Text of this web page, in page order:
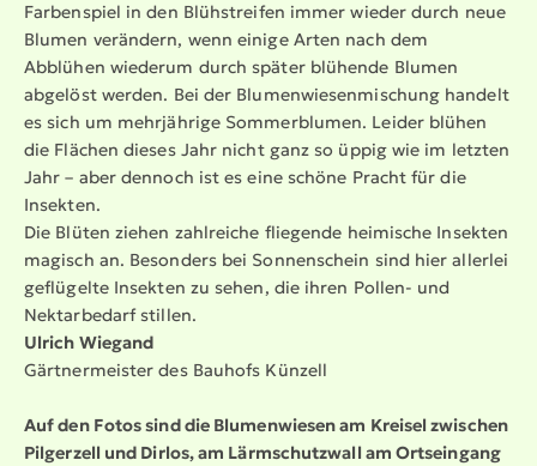
Farbenspiel in den Blühstreifen immer wieder durch neue
Blumen verändern, wenn einige Arten nach dem
Abblühen wiederum durch später blühende Blumen
abgelöst werden. Bei der Blumen­wie­sen­mi­schung handelt
es sich um mehrjährige Sommer­blumen. Leider blühen
die Flächen dieses Jahr nicht ganz so üppig wie im letzten
Jahr – aber dennoch ist es eine schöne Pracht für die
Insekten.
Die Blüten ziehen zahlreiche fliegende heimische Insekten
magisch an. Besonders bei Sonnen­schein sind hier allerlei
geflügelte Insekten zu sehen, die ihren Pollen- und
Nektar­bedarf stillen.
Ulrich Wiegand
Gärtner­meister des Bauhofs Künzell
Auf den Fotos sind die Blumen­wiesen am Kreisel zwischen
Pilgerzell und Dirlos, am Lärmschutzwall am Ortseingang